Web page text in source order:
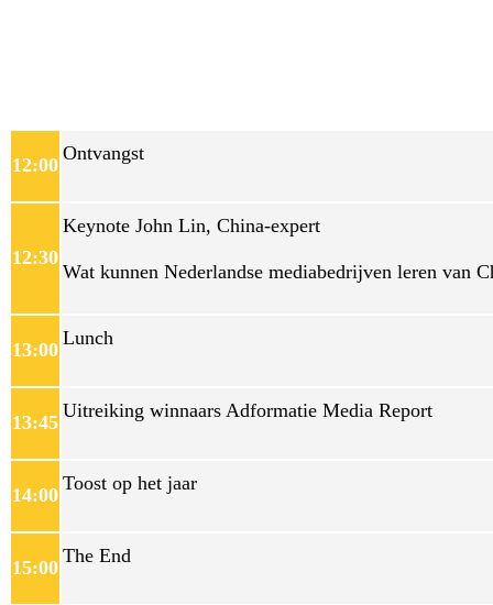
12:00
Ontvangst
12:30
Keynote John Lin, China-expert
Wat kunnen Nederlandse mediabedrijven leren van
13:00
Lunch
13:45
Uitreiking winnaars Adformatie Media Report
14:00
Toost op het jaar
15:00
The End